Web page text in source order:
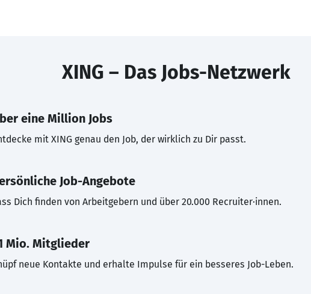
XING – Das Jobs-Netzwerk
eine Million Jobs
mit XING genau den Job, der wirklich zu Dir passt.
Job-Angebote
Dich finden von Arbeitgebern und über 20.000 Recruiter·innen.
Mio. Mitglieder
neue Kontakte und erhalte Impulse für ein besseres Job-Leben.